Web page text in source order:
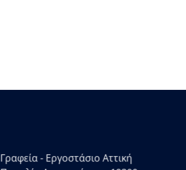
Γραφεία - Εργοστάσιο Αττική